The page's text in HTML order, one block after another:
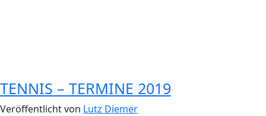
TENNIS – TERMINE 2019
Veröffentlicht von Lutz Diemer